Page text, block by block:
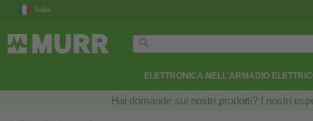
Italia
ELETTRONICA NELL'ARMADIO
Hai domande sui nostri prodotti? I nostri